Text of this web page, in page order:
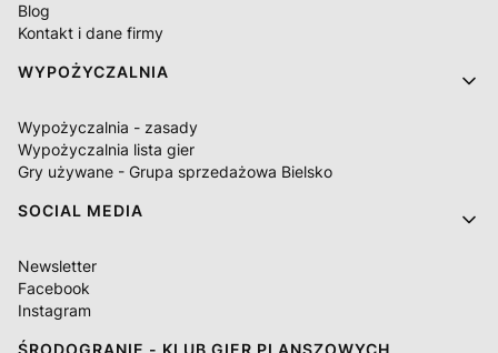
Blog
Kontakt i dane firmy
WYPOŻYCZALNIA
Wypożyczalnia - zasady
Wypożyczalnia lista gier
Gry używane - Grupa sprzedażowa Bielsko
SOCIAL MEDIA
Newsletter
Facebook
Instagram